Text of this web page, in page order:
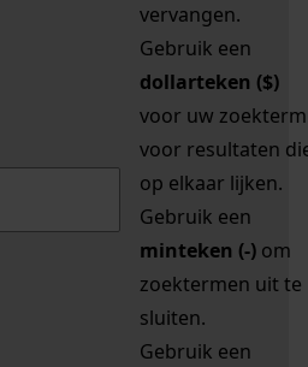
vervangen.
Gebruik een
dollarteken ($)
voor uw zoekterm
voor resultaten
op elkaar lijken.
Gebruik een
minteken (-) om
zoektermen uit te
sluiten.
Gebruik een